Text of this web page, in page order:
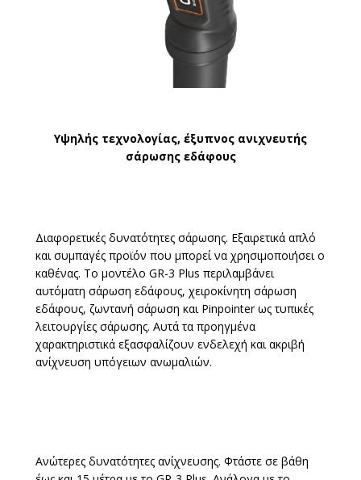
Υψηλής τεχνολογίας, έξυπνος ανιχνευτής
σάρωσης εδάφους
Διαφορετικές δυνατότητες σάρωσης. Εξαιρετικά απλό
και συμπαγές προϊόν που μπορεί να χρησιμοποιήσει ο
καθένας. Το μοντέλο GR-3 Plus περιλαμβάνει
αυτόματη σάρωση εδάφους, χειροκίνητη σάρωση
εδάφους, ζωντανή σάρωση και Pinpointer ως τυπικές
λειτουργίες σάρωσης. Αυτά τα προηγμένα
χαρακτηριστικά εξασφαλίζουν ενδελεχή και ακριβή
ανίχνευση υπόγειων ανωμαλιών.
Ανώτερες δυνατότητες ανίχνευσης. Φτάστε σε βάθη